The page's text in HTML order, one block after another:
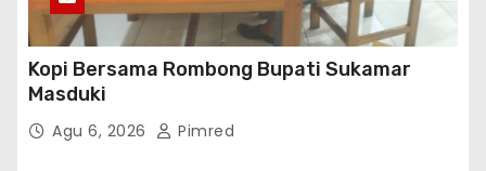
Kopi Bersama Rombong Bupati Sukamar
Masduki
Agu 6, 2026 Pimred